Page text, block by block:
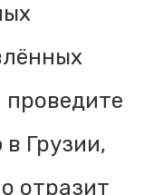
проведите
Грузии,
отразит